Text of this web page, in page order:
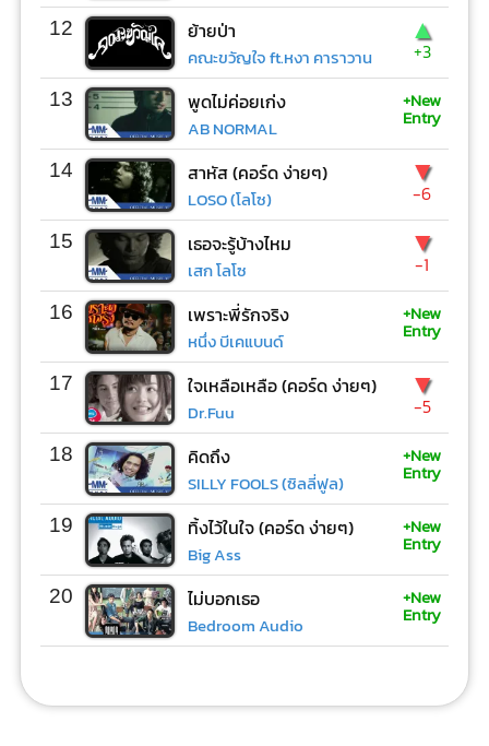
12 ย้ายป่า
คณะขวัญใจ ft.หงา คาราวาน
▲
+3
13 พูดไม่ค่อยเก่ง
AB NORMAL
+New
Entry
14 สาหัส (คอร์ด ง่ายๆ)
LOSO (โลโซ)
▼
-6
15 เธอจะรู้บ้างไหม
เสก โลโซ
▼
-1
16 เพราะพี่รักจริง
หนึ่ง บีเคแบนด์
+New
Entry
17 ใจเหลือเหลือ (คอร์ด ง่ายๆ)
Dr.Fuu
▼
-5
18 คิดถึง
SILLY FOOLS (ซิลลี่ฟูล)
+New
Entry
19 ทิ้งไว้ในใจ (คอร์ด ง่ายๆ)
Big Ass
+New
Entry
20 ไม่บอกเธอ
Bedroom Audio
+New
Entry